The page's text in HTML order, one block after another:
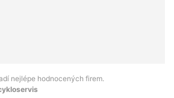
nejlépe hodnocených firem.